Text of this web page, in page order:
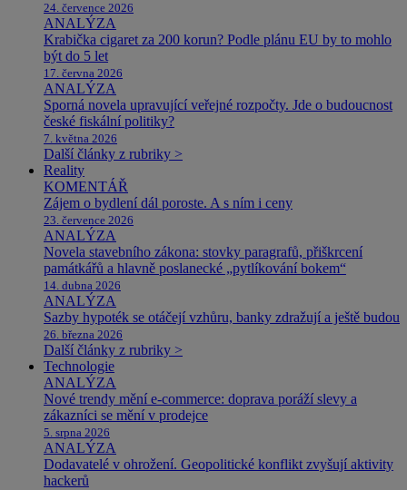
24. července 2026
ANALÝZA
Krabička cigaret za 200 korun? Podle plánu EU by to mohlo
být do 5 let
17. června 2026
ANALÝZA
Sporná novela upravující veřejné rozpočty. Jde o budoucnost
české fiskální politiky?
7. května 2026
Další články z rubriky >
Reality
KOMENTÁŘ
Zájem o bydlení dál poroste. A s ním i ceny
23. července 2026
ANALÝZA
Novela stavebního zákona: stovky paragrafů, přiškrcení
památkářů a hlavně poslanecké „pytlíkování bokem“
14. dubna 2026
ANALÝZA
Sazby hypoték se otáčejí vzhůru, banky zdražují a ještě budou
26. března 2026
Další články z rubriky >
Technologie
ANALÝZA
Nové trendy mění e-commerce: doprava poráží slevy a
zákazníci se mění v prodejce
5. srpna 2026
ANALÝZA
Dodavatelé v ohrožení. Geopolitické konflikt zvyšují aktivity
hackerů